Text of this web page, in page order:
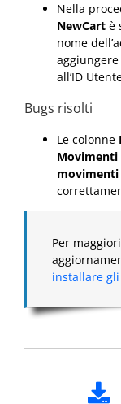
Nella
NewCart è
nome
all’ID
Bugs risolti
Le colonne
movimenti
Per
installare